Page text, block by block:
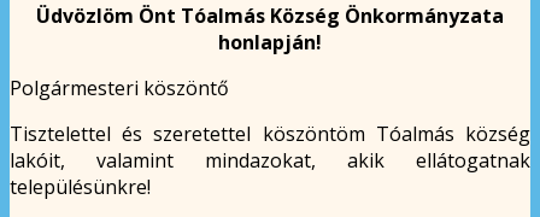
Üdvözlöm Önt Tóalmás Község Önkormányzata
honlapján!
Polgármesteri köszöntő
Tisztelettel és szeretettel köszöntöm Tóalmás község
lakóit, valamint mindazokat, akik ellátogatnak
településünkre!